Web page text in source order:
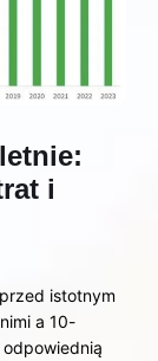
i
istotnym
a 10-